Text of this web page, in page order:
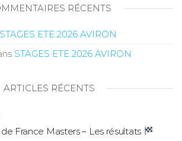
RÉCENTS
STAGES ETE 2026 AVIRON
STAGES ETE 2026 AVIRON
ARTICLES RÉCENTS
France Masters – Les résultats